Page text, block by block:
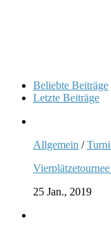
Beliebte Beiträge
Letzte Beiträge
Allgemein /
25 Jan., 2019